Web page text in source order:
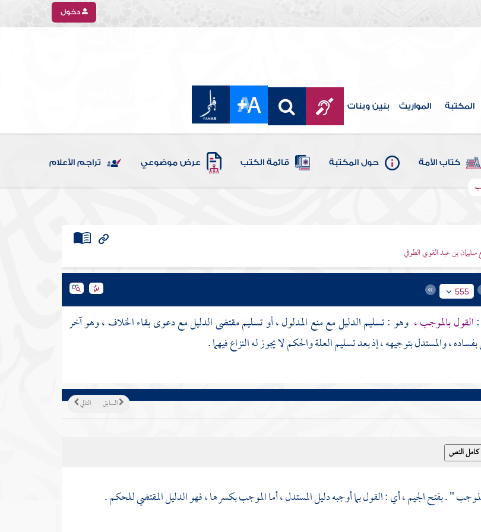
دخول
المكتبة المواريث بنين وبنات
كتاب الأمة حول المكتبة قائمة الكتب عرض موضوعي تراجم الأعلام
سليمان بن عبد القوي الطوفي
555
:القول بالموجب ، وهو : تسليم الدليل مع منع المدلول ، أو تسليم مقتضى الدليل مع دعوى بقاء الخلاف ، وهو آخر
، والمستدل بتوجيهه ، إذ بعد تسليم العلة والحكم لا يجوز له النزاع فيهما .
التالي السابق
" . بفتح الجيم ، أي : القول بما أوجبه دليل المستدل ، أما الموجب بكسرها ، فهو الدليل المقتضي للحكم .